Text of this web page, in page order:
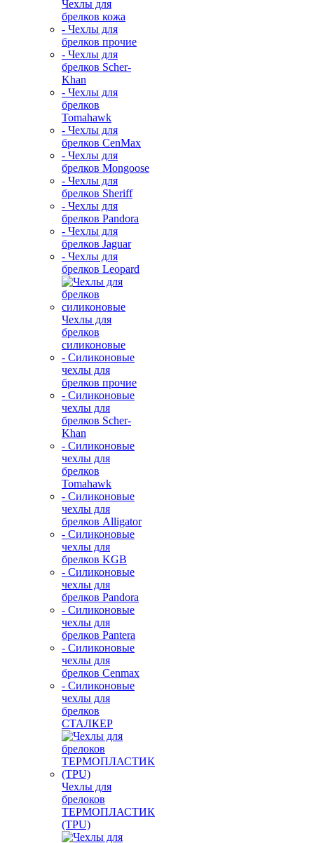
Чехлы для
брелков кожа
- Чехлы для
брелков прочие
- Чехлы для
брелков Scher-
Khan
- Чехлы для
брелков
Tomahawk
- Чехлы для
брелков CenMax
- Чехлы для
брелков Mongoose
- Чехлы для
брелков Sheriff
- Чехлы для
брелков Pandora
- Чехлы для
брелков Jaguar
- Чехлы для
брелков Leopard
Чехлы для
брелков
силиконовые
- Силиконовые
чехлы для
брелков прочие
- Силиконовые
чехлы для
брелков Scher-
Khan
- Силиконовые
чехлы для
брелков
Tomahawk
- Силиконовые
чехлы для
брелков Alligator
- Силиконовые
чехлы для
брелков KGB
- Силиконовые
чехлы для
брелков Pandora
- Силиконовые
чехлы для
брелков Pantera
- Силиконовые
чехлы для
брелков Cenmax
- Силиконовые
чехлы для
брелков
СТАЛКЕР
Чехлы для
брелоков
ТЕРМОПЛАСТИК
(TPU)